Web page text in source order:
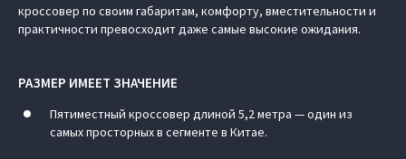
кроссовер по своим габаритам, комфорту, вместительности и
практичности превосходит даже самые высокие ожидания.
РАЗМЕР ИМЕЕТ ЗНАЧЕНИЕ
Пятиместный кроссовер длиной 5,2 метра — один из
самых просторных в сегменте в Китае.